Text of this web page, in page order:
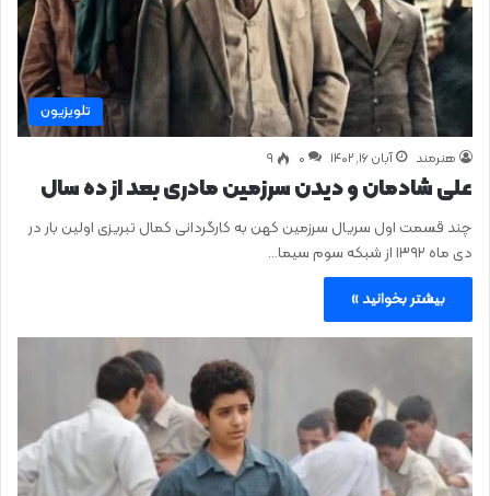
تلویزیون
هنرمند آبان ۱۶, ۱۴۰۲ 0 ۹
علی شادمان و دیدن سرزمین مادری بعد از ده سال
چند قسمت اول سریال سرزمین کهن به کارگردانی کمال تبریزی اولین بار در
دی ماه ۱۳۹۲ از شبکه سوم سیما…
بیشتر بخوانید »